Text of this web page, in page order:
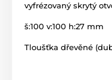
vyfrézovaný skrytý
š:100 v:100 h:27 mm
Tloušťka dřevěné